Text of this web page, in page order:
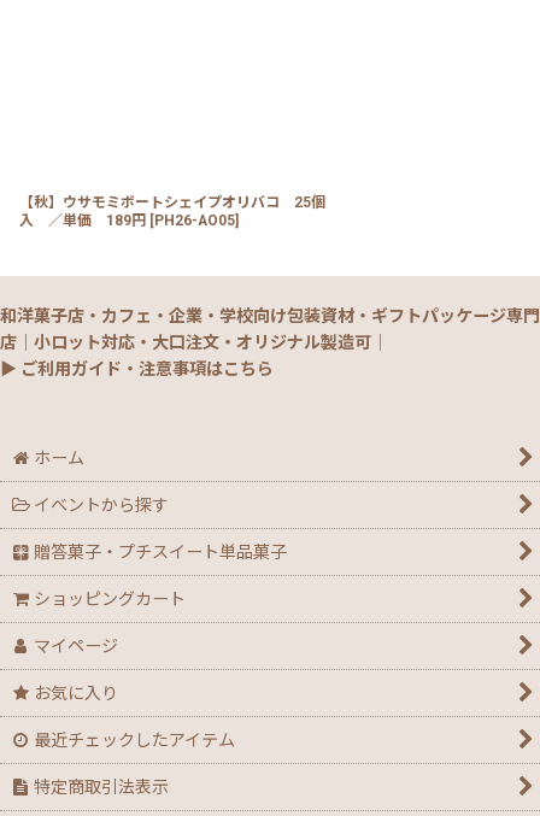
【秋】ウサモミボートシェイプオリバコ 25個
入 ／単価 189円 [PH26-AO05]
和洋菓子店・カフェ・企業・学校向け包装資材・ギフトパッケージ専門
店｜小ロット対応・大口注文・オリジナル製造可｜
▶ ご利用ガイド・注意事項はこちら
ホーム
イベントから探す
贈答菓子・プチスイート単品菓子
ショッピングカート
マイページ
お気に入り
最近チェックしたアイテム
特定商取引法表示